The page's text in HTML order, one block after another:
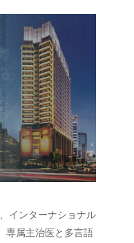
インターナショナル
専属主治医と多言語